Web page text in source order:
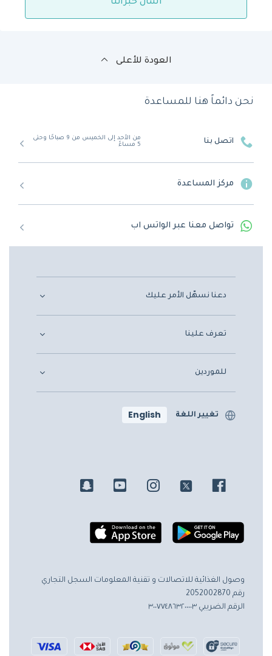
اسأل خبرائنا
العودة للأعلى
نحن دائماً هنا للمساعدة
اتصل بنا
من الأحد إلى الخميس من 9 صباحًا وحتى
5 مساءً
مركز المساعدة
تواصل معنا عبر الواتس اب
دعنا نسهّل الأمر عليك
تعرف علينا
للموردين
تغيير اللغة English
وصول الغذائية للاتصالات و تقنية المعلومات السجل التجاري
رقم 2052002870
الرقم الضريبي ٣٠٠٧٧٤٨٦٣٢٠٠٠٠٣